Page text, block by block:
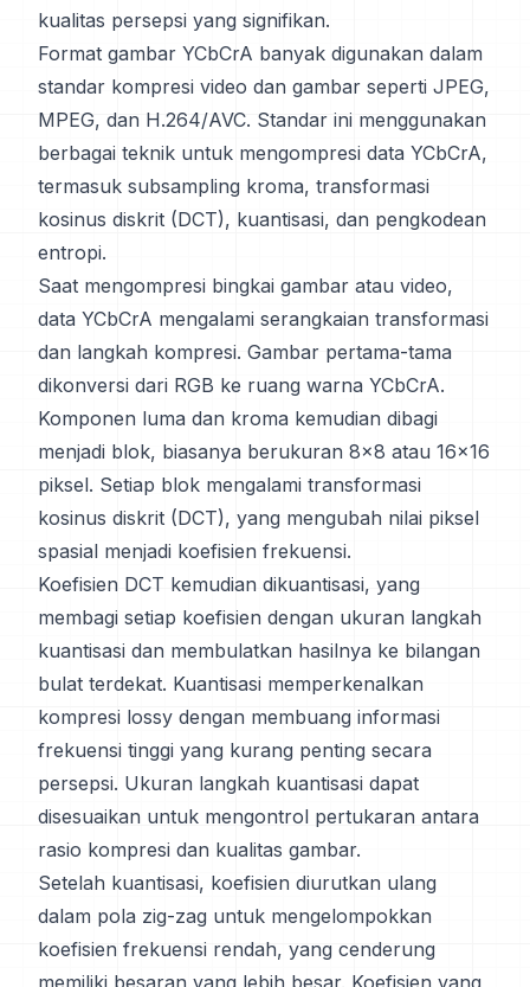
kualitas persepsi yang signifikan.
Format gambar YCbCrA banyak digunakan dalam
standar kompresi video dan gambar seperti JPEG,
MPEG, dan H.264/AVC. Standar ini menggunakan
berbagai teknik untuk mengompresi data YCbCrA,
termasuk subsampling kroma, transformasi
kosinus diskrit (DCT), kuantisasi, dan pengkodean
entropi.
Saat mengompresi bingkai gambar atau video,
data YCbCrA mengalami serangkaian transformasi
dan langkah kompresi. Gambar pertama-tama
dikonversi dari RGB ke ruang warna YCbCrA.
Komponen luma dan kroma kemudian dibagi
menjadi blok, biasanya berukuran 8x8 atau 16x16
piksel. Setiap blok mengalami transformasi
kosinus diskrit (DCT), yang mengubah nilai piksel
spasial menjadi koefisien frekuensi.
Koefisien DCT kemudian dikuantisasi, yang
membagi setiap koefisien dengan ukuran langkah
kuantisasi dan membulatkan hasilnya ke bilangan
bulat terdekat. Kuantisasi memperkenalkan
kompresi lossy dengan membuang informasi
frekuensi tinggi yang kurang penting secara
persepsi. Ukuran langkah kuantisasi dapat
disesuaikan untuk mengontrol pertukaran antara
rasio kompresi dan kualitas gambar.
Setelah kuantisasi, koefisien diurutkan ulang
dalam pola zig-zag untuk mengelompokkan
koefisien frekuensi rendah, yang cenderung
memiliki besaran yang lebih besar. Koefisien yang